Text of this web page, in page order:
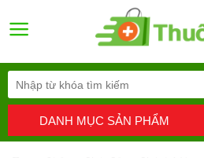
DANH MỤC SẢN PHẨM